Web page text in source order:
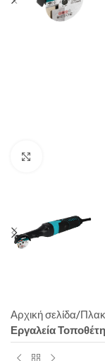
Αρχική σελίδα
Εργαλεία